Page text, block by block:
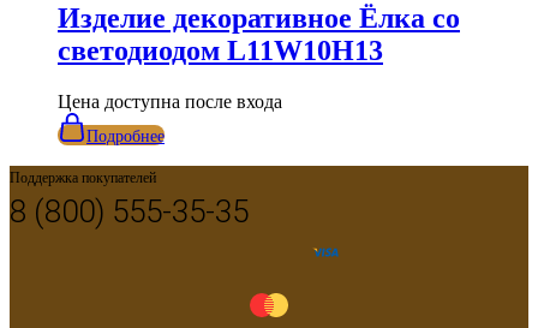
Изделие декоративное Ёлка со
светодиодом L11W10H13
Цена доступна после входа
Подробнее
Поддержка покупателей
8 (800) 555-35-35